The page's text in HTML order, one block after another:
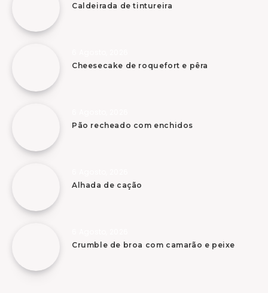
Caldeirada de tintureira
Cheesecake de roquefort e pêra
Pão recheado com enchidos
Alhada de cação
Crumble de broa com camarão e peixe